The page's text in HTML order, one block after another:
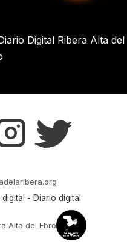
Digital Ribera Alta del
r
- Diario digital
Alta del Ebro